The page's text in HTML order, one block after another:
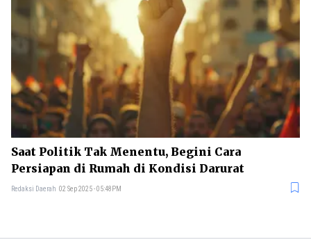
Saat Politik Tak Menentu, Begini Cara
Persiapan di Rumah di Kondisi Darurat
Redaksi Daerah 02 Sep 2025 - 05:48PM